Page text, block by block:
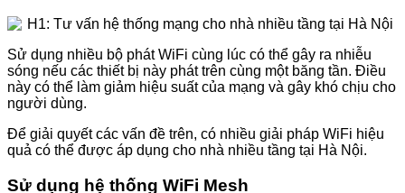
Sử dụng nhiều bộ phát WiFi cùng lúc có thể gây ra nhiễu
sóng nếu các thiết bị này phát trên cùng một băng tần. Điều
này có thể làm giảm hiệu suất của mạng và gây khó chịu cho
người dùng.
Để giải quyết các vấn đề trên, có nhiều giải pháp WiFi hiệu
quả có thể được áp dụng cho nhà nhiều tầng tại Hà Nội.
Sử dụng hệ thống WiFi Mesh